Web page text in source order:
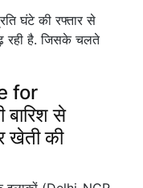
घंटे की रफ्तार से
रही है. जिसके चलते
for
से
खेती की